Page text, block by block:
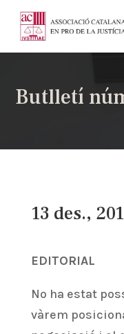
Butlletí
13 des.,
EDITORIAL
No ha estat
vàrem